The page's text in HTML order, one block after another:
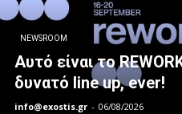
NEWSROOM
Αυτό είναι το
δυνατό line up, ever!
info@exostis.gr - 06/08/2026